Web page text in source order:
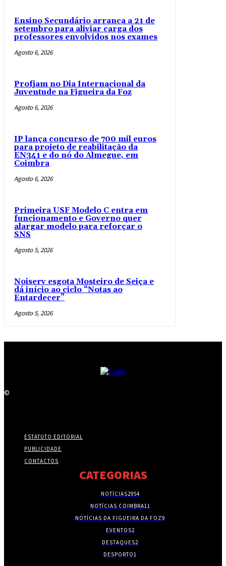
Ensino Secundário arranca a 21 de
setembro para aliviar carga dos
professores envolvidos nos exames
Agosto 6, 2026
Profjam no Dia Internacional da
Juventude na Figueira da Foz
Agosto 6, 2026
IP lança concurso de 700 mil euros
para projeto de reabilitação da
EN341 e do nó do Almegue, em
Coimbra
Agosto 6, 2026
Primeira USF Modelo C entra em
funcionamento e Governo quer
alargar modelo para reforçar o
SNS
Agosto 5, 2026
Noiserv esgota Mosteiro de Seiça e
dá início ao ciclo “Notas ao
Entardecer”
Agosto 5, 2026
©
ESTATUTO EDITORIAL
PUBLICIDADE
CONTACTOS
CATEGORIAS
NOTÍCIAS2954
NOTÍCIAS COIMBRA11
NOTÍCIAS DA FIGUEIRA DA FOZ9
EVENTOS2
DESTAQUES2
DESPORTO1